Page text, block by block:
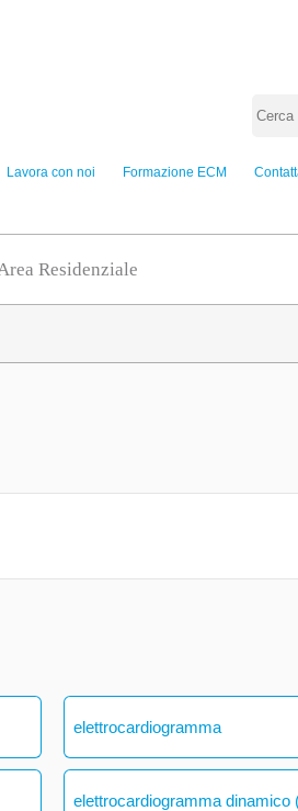
Lavora con noi Formazione ECM
Residenziale
elettrocardiogramma
elettrocardiogramma dinamico